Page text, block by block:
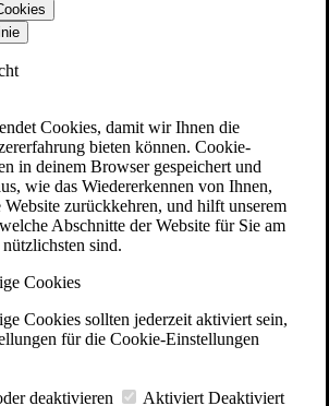
Cookies, damit wir Ihnen die
bieten können. Cookie-
in deinem Browser gespeichert und
wie das Wiedererkennen von Ihnen,
Website zurückkehren, und hilft unserem
Abschnitte der Website für Sie am
nützlichsten sind.
Cookies
Cookies sollten jederzeit aktiviert sein,
für die Cookie-Einstellungen
deaktivieren Aktiviert Deaktiviert